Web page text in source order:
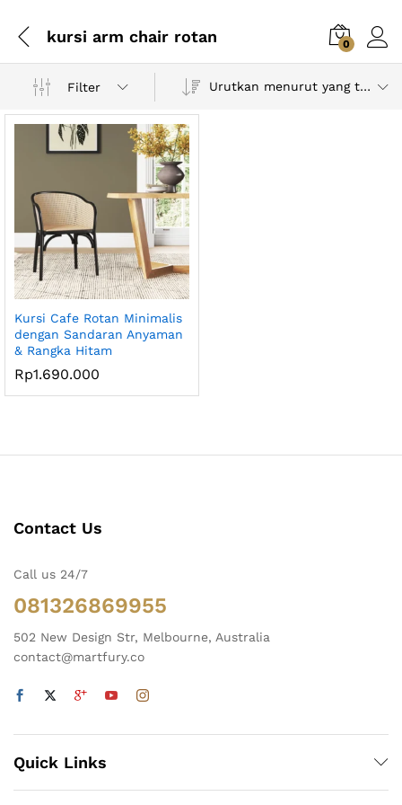
kursi arm chair rotan 0
Filter Urutkan menurut yang terbaru
Kursi Cafe Rotan Minimalis
dengan Sandaran Anyaman
& Rangka Hitam
Rp1.690.000
Contact Us
Call us 24/7
081326869955
502 New Design Str, Melbourne, Australia
contact@martfury.co
Quick Links